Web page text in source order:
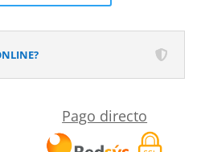
Pago directo